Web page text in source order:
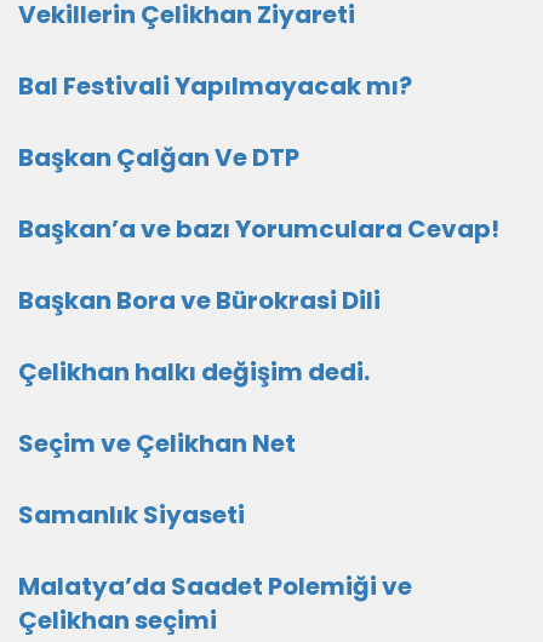
Vekillerin Çelikhan Ziyareti
Bal Festivali Yapılmayacak mı?
Başkan Çalğan Ve DTP
Başkan’a ve bazı Yorumculara Cevap!
Başkan Bora ve Bürokrasi Dili
Çelikhan halkı değişim dedi.
Seçim ve Çelikhan Net
Samanlık Siyaseti
Malatya’da Saadet Polemiği ve
Çelikhan seçimi